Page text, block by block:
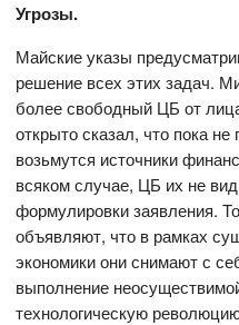
Угрозы.
Майские указы
решение всех этих задач.
более свободный ЦБ от
открыто сказал, что пока не
возьмутся источники
всяком случае, ЦБ их не
формулировки заявления.
объявляют, что в рамках
экономики они снимают с
выполнение
технологическую